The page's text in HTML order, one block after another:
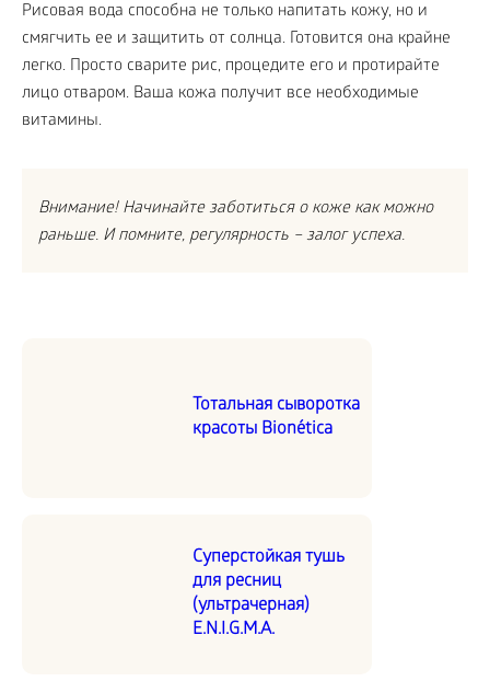
Рисовая вода способна не только напитать кожу, но и
смягчить ее и защитить от солнца. Готовится она крайне
легко. Просто сварите рис, процедите его и протирайте
лицо отваром. Ваша кожа получит все необходимые
витамины.
Внимание! Начинайте заботиться о коже как можно
раньше. И помните, регулярность – залог успеха.
Тотальная сыворотка
красоты Bionética
Суперстойкая тушь
для ресниц
(ультрачерная)
E.N.I.G.M.A.